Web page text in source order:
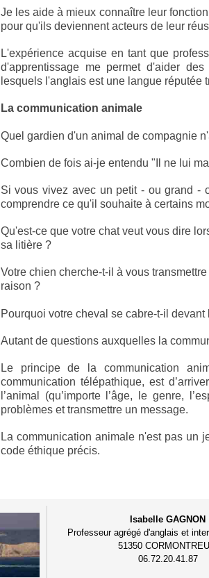
Je les aide à mieux connaître leur
pour qu'ils deviennent acteurs de leur
L'expérience acquise en tant que
d'apprentissage me permet d'aider
lesquels l'anglais est une langue réputée
La communication animale
Quel gardien d'un animal de compagnie
Combien de fois ai-je entendu "Il ne lui
Si vous vivez avec un petit - ou grand -
comprendre ce qu'il souhaite à certains
Qu'est-ce que votre chat veut vous dire
sa litière ?
Votre chien cherche-t-il à vous
raison ?
Pourquoi votre cheval se cabre-t-il
Autant de questions auxquelles la
Le principe de la communication
communication télépathique, est
l’animal (qu’importe l’âge, le genre,
problèmes et transmettre un message.
La communication animale n'est pas un
code éthique précis.
Isabelle GAGNON
Professeur agrégé d'anglais et
51350
06.72.20.41.87